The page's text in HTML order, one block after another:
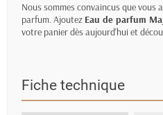
Nous sommes convaincus que
parfum. Ajoutez Eau de parfum
votre panier dès aujourd'hui et
Fiche technique